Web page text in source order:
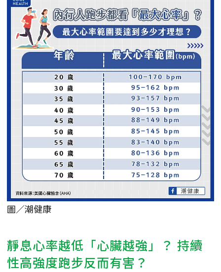
圖／潮健康
靜息心率越低「心臟越強」？ 持續
性高強度跑步反而有害？